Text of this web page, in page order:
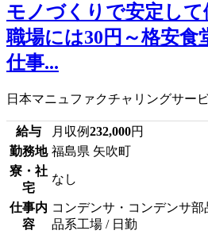
モノづくりで安定し
職場には30円～格安
仕事...
日本マニュファクチャリングサー
給与 月収例232,000円
勤務地 福島県 矢吹町
寮・社
宅
なし
仕事内
容
コンデンサ・コンデンサ
品系工場 / 日勤